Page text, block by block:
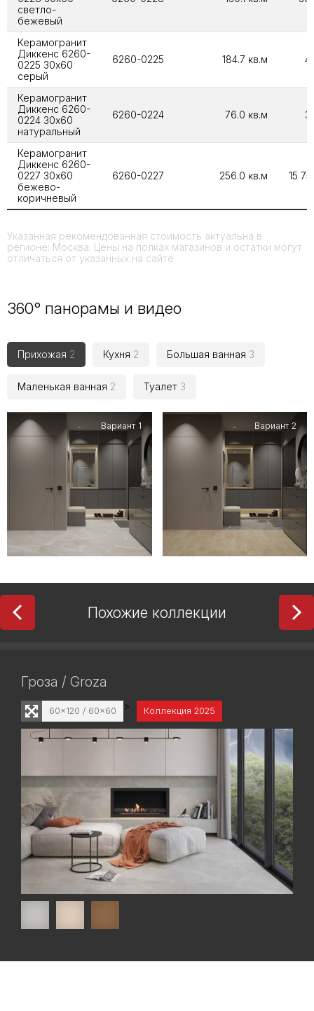
светло-
бежевый
Керамогранит
Диккенс 6260-
0225 30х60
серый
6260-0225 184.7 кв.м
Керамогранит
Диккенс 6260-
0224 30х60
натуральный
6260-0224 76.0 кв.м
Керамогранит
Диккенс 6260-
0227 30х60
бежево-
коричневый
6260-0227 256.0 кв.м 15
Указанная рекомендованная стоимость актуальна в
регионе: Москва. Цены на полках магазинов и остатки могут
отличаться от указанных на сайте
360° панорамы и видео
Прихожая 2 Кухня 2 Большая ванная 3
Маленькая ванная 2 Туалет 3
Вариант 1 Вариант 2
Похожие коллекции
Гроза / Groza
>
60x120 / 60x60 Коллекция 2025